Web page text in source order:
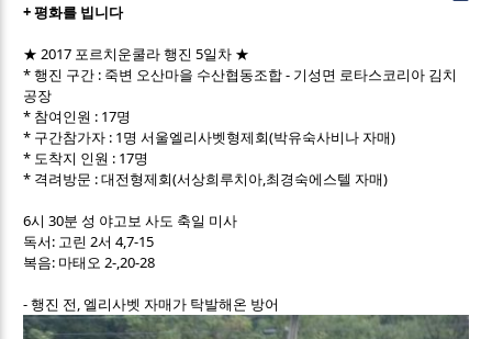
+ 평화를 빕니다
★ 2017 포르치운쿨라 행진 5일차 ★
* 행진 구간 : 죽변 오산마을 수산협동조합 - 기성면 로타스코리아 김치
공장
* 참여인원 : 17명
* 구간참가자 : 1명 서울엘리사벳형제회(박유숙사비나 자매)
* 도착지 인원 : 17명
* 격려방문 : 대전형제회(서상희루치아,최경숙에스텔 자매)
6시 30분 성 야고보 사도 축일 미사
독서: 고린 2서 4,7-15
복음: 마태오 2-,20-28
- 행진 전, 엘리사벳 자매가 탁발해온 방어
Sketchbook5, 스케치북5
Sketchbook5, 스케치북5